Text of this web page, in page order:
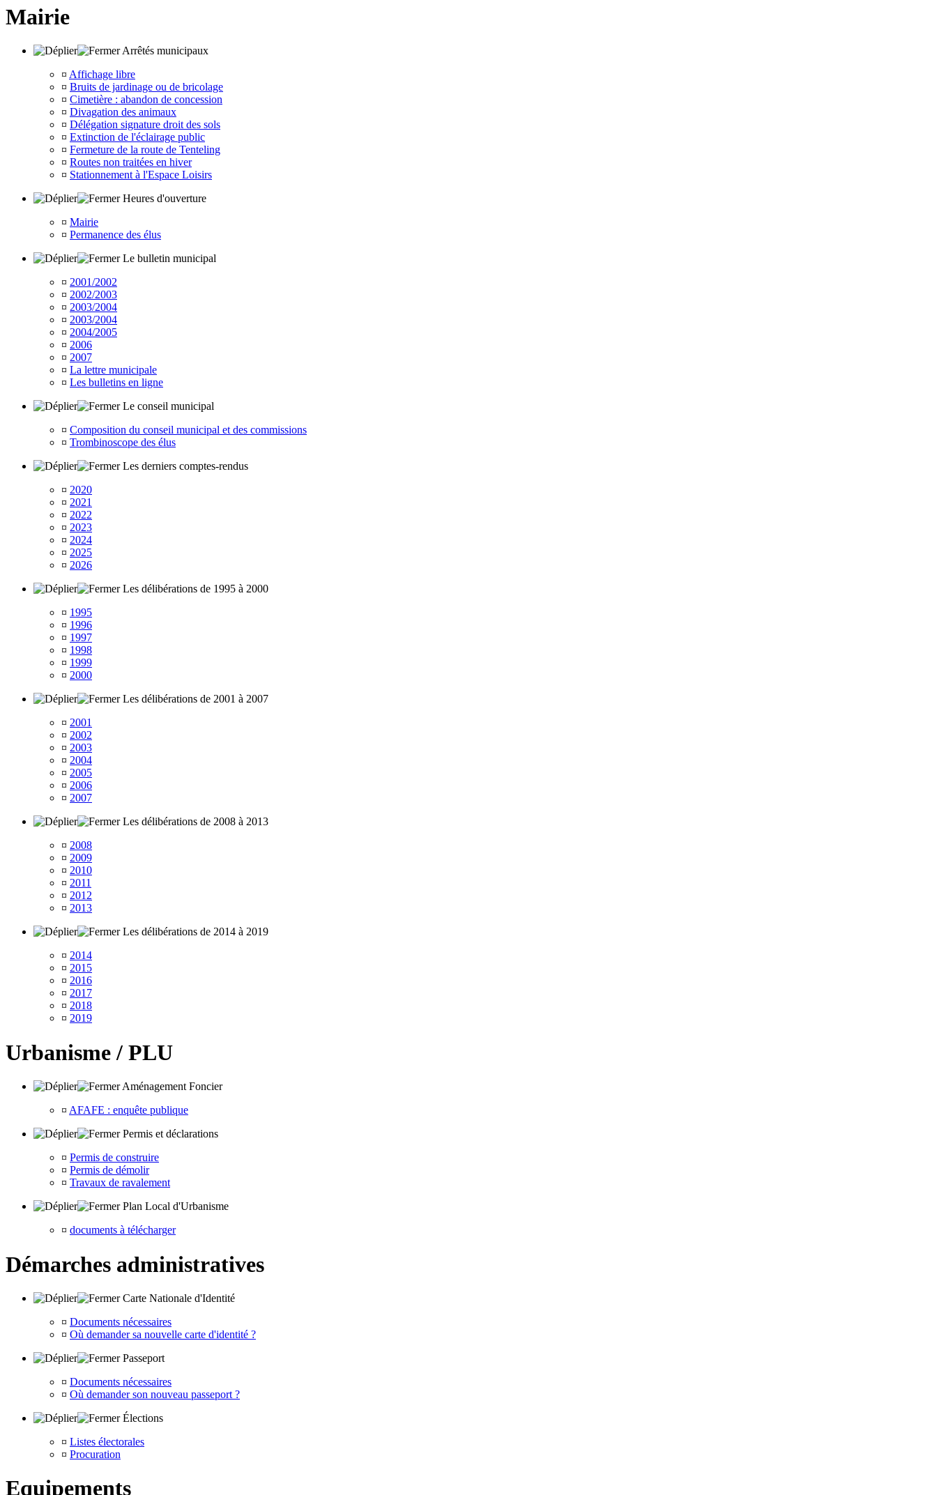
Mairie
Arrêtés municipaux
¤ Affichage libre
¤ Bruits de jardinage ou de bricolage
¤ Cimetière : abandon de concession
¤ Divagation des animaux
¤ Délégation signature droit des sols
¤ Extinction de l'éclairage public
¤ Fermeture de la route de Tenteling
¤ Routes non traitées en hiver
¤ Stationnement à l'Espace Loisirs
Heures d'ouverture
¤ Mairie
¤ Permanence des élus
Le bulletin municipal
¤ 2001/2002
¤ 2002/2003
¤ 2003/2004
¤ 2003/2004
¤ 2004/2005
¤ 2006
¤ 2007
¤ La lettre municipale
¤ Les bulletins en ligne
Le conseil municipal
¤ Composition du conseil municipal et des commissions
¤ Trombinoscope des élus
Les derniers comptes-rendus
¤ 2020
¤ 2021
¤ 2022
¤ 2023
¤ 2024
¤ 2025
¤ 2026
Les délibérations de 1995 à 2000
¤ 1995
¤ 1996
¤ 1997
¤ 1998
¤ 1999
¤ 2000
Les délibérations de 2001 à 2007
¤ 2001
¤ 2002
¤ 2003
¤ 2004
¤ 2005
¤ 2006
¤ 2007
Les délibérations de 2008 à 2013
¤ 2008
¤ 2009
¤ 2010
¤ 2011
¤ 2012
¤ 2013
Les délibérations de 2014 à 2019
¤ 2014
¤ 2015
¤ 2016
¤ 2017
¤ 2018
¤ 2019
Urbanisme / PLU
Aménagement Foncier
¤ AFAFE : enquête publique
Permis et déclarations
¤ Permis de construire
¤ Permis de démolir
¤ Travaux de ravalement
Plan Local d'Urbanisme
¤ documents à télécharger
Démarches administratives
Carte Nationale d'Identité
¤ Documents nécessaires
¤ Où demander sa nouvelle carte d'identité ?
Passeport
¤ Documents nécessaires
¤ Où demander son nouveau passeport ?
Élections
¤ Listes électorales
¤ Procuration
Equipements